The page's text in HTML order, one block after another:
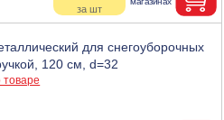
для снегоуборочных
120 см, d=32